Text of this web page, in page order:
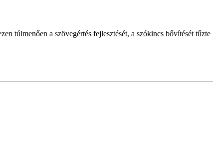
túlmenően a szövegértés fejlesztését, a szókincs bővítését